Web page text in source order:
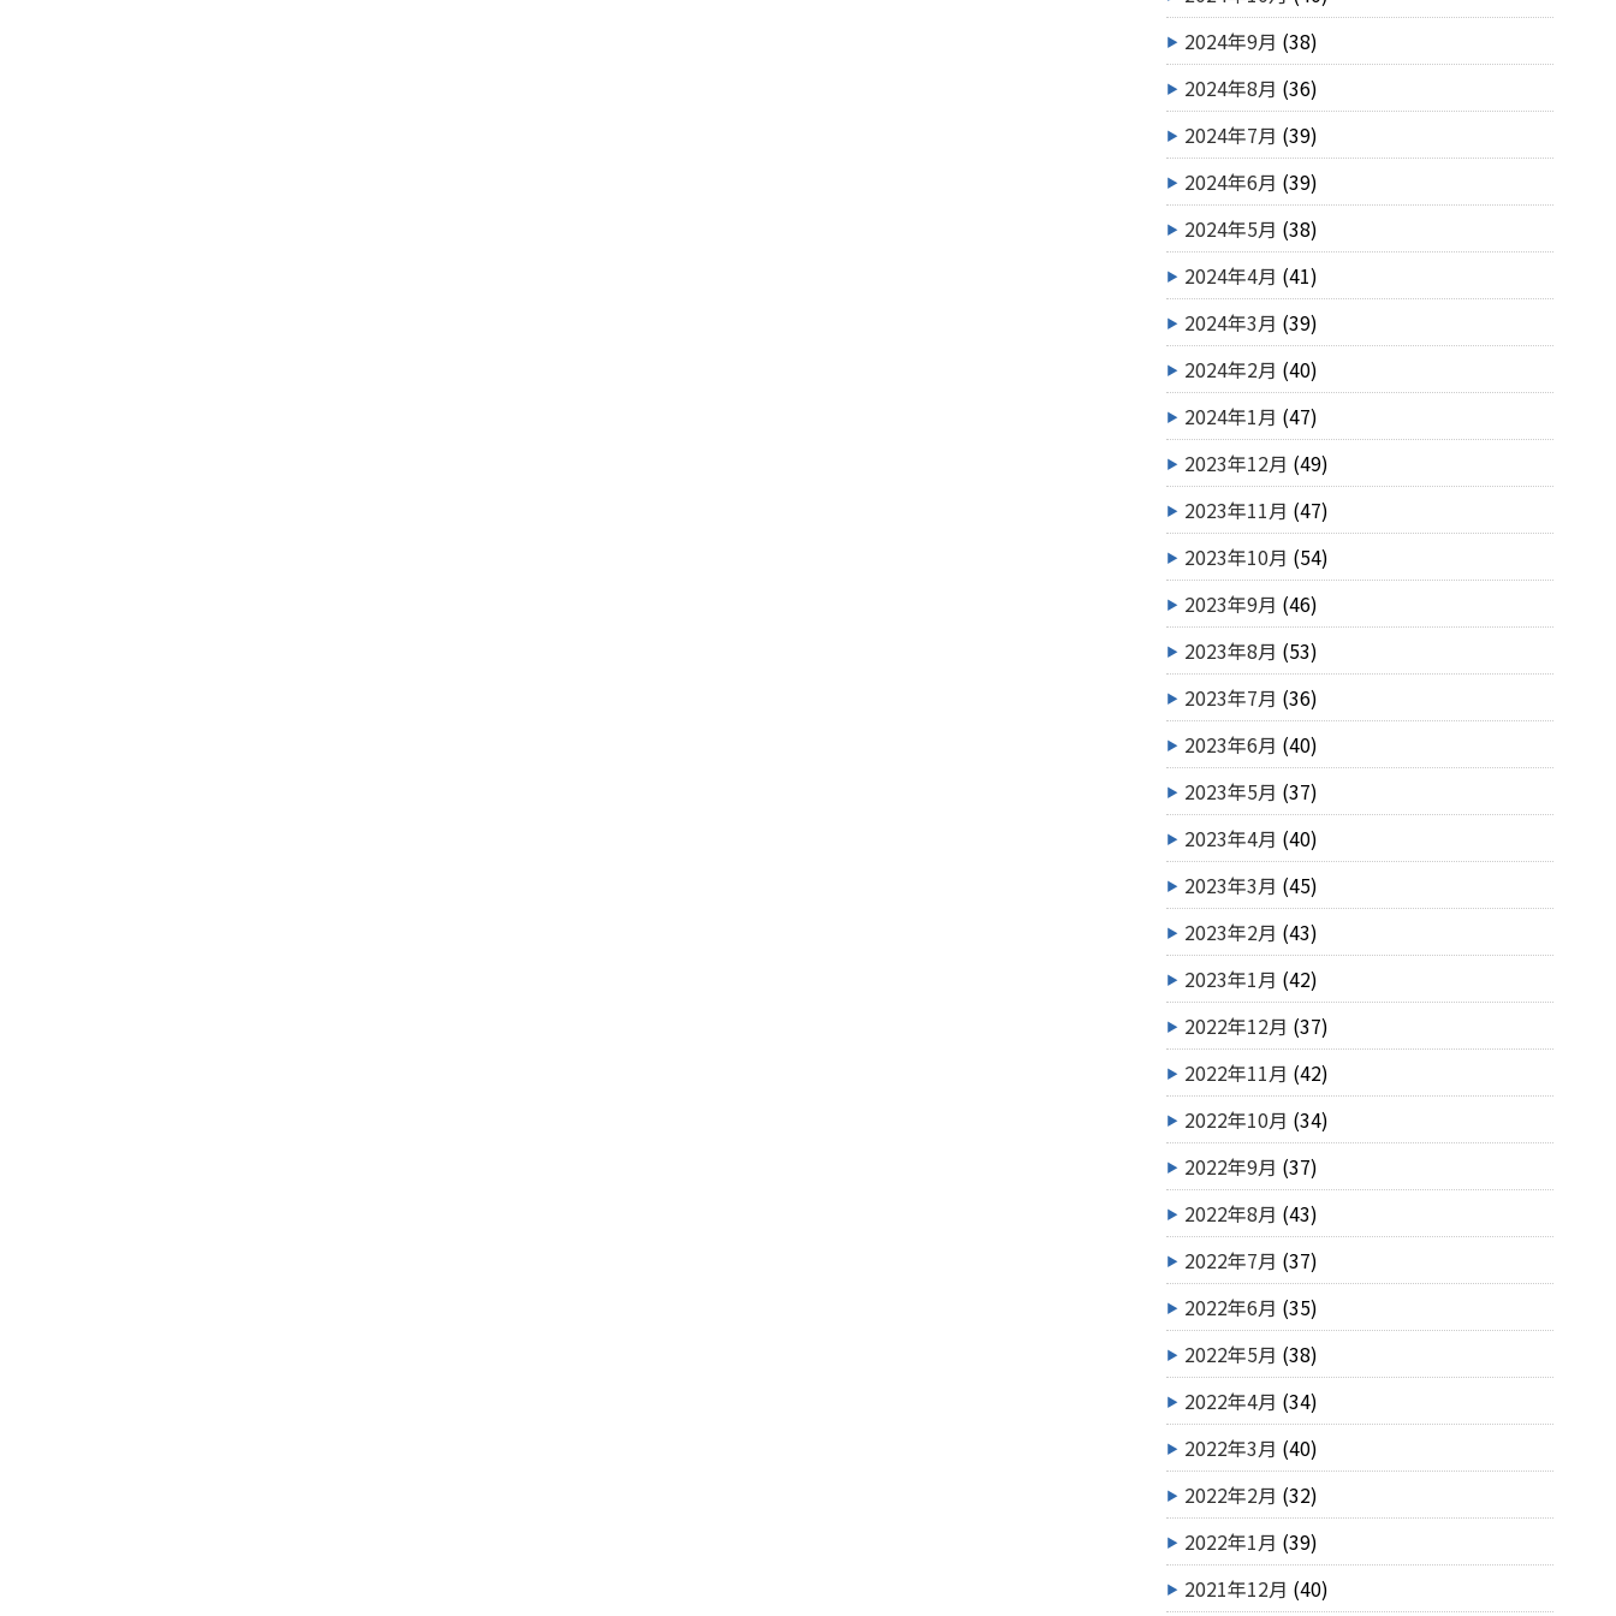
2024年9月 (38)
2024年8月 (36)
2024年7月 (39)
2024年6月 (39)
2024年5月 (38)
2024年4月 (41)
2024年3月 (39)
2024年2月 (40)
2024年1月 (47)
2023年12月 (49)
2023年11月 (47)
2023年10月 (54)
2023年9月 (46)
2023年8月 (53)
2023年7月 (36)
2023年6月 (40)
2023年5月 (37)
2023年4月 (40)
2023年3月 (45)
2023年2月 (43)
2023年1月 (42)
2022年12月 (37)
2022年11月 (42)
2022年10月 (34)
2022年9月 (37)
2022年8月 (43)
2022年7月 (37)
2022年6月 (35)
2022年5月 (38)
2022年4月 (34)
2022年3月 (40)
2022年2月 (32)
2022年1月 (39)
2021年12月 (40)